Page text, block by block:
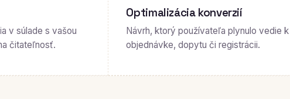
v súlade s vašou
čitateľnosť.
Optimalizácia konverzií
Návrh, ktorý používateľa plynulo vedie k
objednávke, dopytu či registrácii.